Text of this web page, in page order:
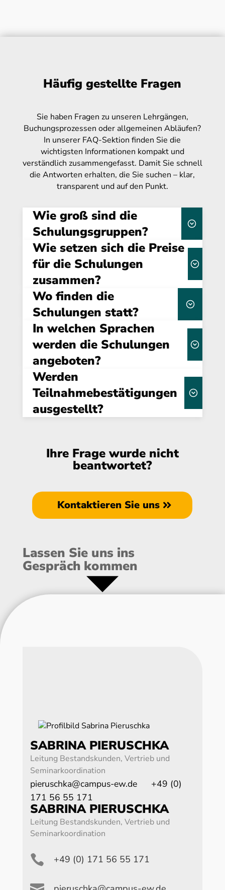
Häufig gestellte Fragen
Sie haben Fragen zu unseren Lehrgängen,
Buchungsprozessen oder allgemeinen Abläufen?
In unserer FAQ-Sektion finden Sie die
wichtigsten Informationen kompakt und
verständlich zusammengefasst. Damit Sie schnell
die Antworten erhalten, die Sie suchen – klar,
transparent und auf den Punkt.
Wie groß sind die
Schulungsgruppen?
kleinen Gruppen
von maximal 15 Teilnehmern
Massen-Webinare gibt es
bei uns nicht.
Über uns
Wie setzen sich die Preise
für die Schulungen
zusammen?
Dauer, Format
(Online/Präsenz) und individuellen
Anforderungen
Wo finden die
Schulungen statt?
flexibel buchbar –
sowohl online als auch in Präsenz
interaktive
Gestaltung durch unsere Referenten
In welchen Sprachen
werden die Schulungen
angeboten?
Deutsch
in Englisch oder anderen
Sprachen
Werden
Teilnahmebestätigungen
ausgestellt?
Ihre Frage wurde nicht
beantwortet?
Kontaktieren Sie uns
Lassen Sie uns ins
Gespräch kommen
SABRINA PIERUSCHKA
Leitung Bestandskunden, Vertrieb und
Seminarkoordination
pieruschka@campus-ew.de
+49 (0)
171 56 55 171
SABRINA PIERUSCHKA
Leitung Bestandskunden, Vertrieb und
Seminarkoordination
 +49 (0) 171 56 55 171